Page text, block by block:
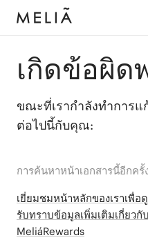
เกิดข้อผิ
ขณะที่เรากำลังทำการแ
ต่อไปนี้กับคุณ:
การค้นหาหน้าเอกสารนี้อีกค
เยี่ยมชมหน้าหลักของเราเพื่อ
รับทราบข้อมูลเพิ่มเติมเกี่ยว
MeliáRewards